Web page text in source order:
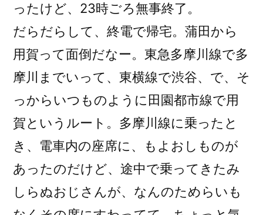
ったけど、23時ごろ無事終了。
だらだらして、終電で帰宅。蒲田から
用賀って面倒だなー。東急多摩川線で多
摩川までいって、東横線で渋谷、で、そ
っからいつものように田園都市線で用
賀というルート。多摩川線に乗ったと
き、電車内の座席に、もよおしものが
あったのだけど、途中で乗ってきたみ
しらぬおじさんが、なんのためらいも